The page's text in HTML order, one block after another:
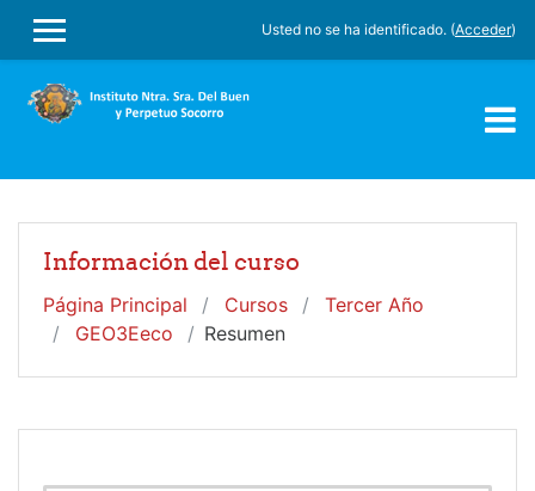
PANEL LATERAL
Usted no se ha identificado. (Acceder)
Información del curso
Página Principal Cursos
Tercer Año
GEO3Eeco
Resumen